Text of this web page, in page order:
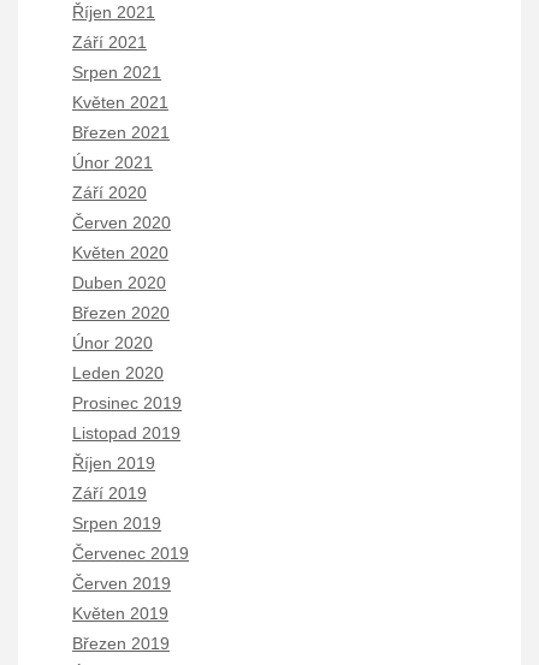
Říjen 2021
Září 2021
Srpen 2021
Květen 2021
Březen 2021
Únor 2021
Září 2020
Červen 2020
Květen 2020
Duben 2020
Březen 2020
Únor 2020
Leden 2020
Prosinec 2019
Listopad 2019
Říjen 2019
Září 2019
Srpen 2019
Červenec 2019
Červen 2019
Květen 2019
Březen 2019